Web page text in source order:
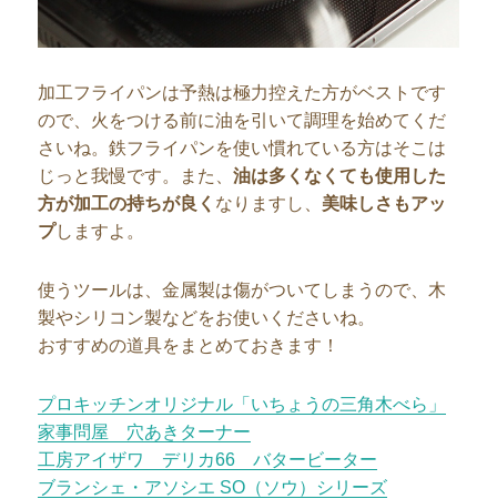
加工フライパンは予熱は極力控えた方がベストです
ので、火をつける前に油を引いて調理を始めてくだ
さいね。鉄フライパンを使い慣れている方はそこは
じっと我慢です。また、油は多くなくても使用した
方が加工の持ちが良く なりますし、 美味し さもアッ
プしますよ。
使うツールは、金属製は傷がついてしまうので、木
製やシリコン製などをお使いくださいね。
おすすめの道具をまとめておきます！
プロキッチンオリジナル「いちょうの三角木べら」
家事問屋 穴あきターナー
工房アイザワ デリカ66 バタービーター
ブランシェ・アソシエ SO（ソウ）シリーズ